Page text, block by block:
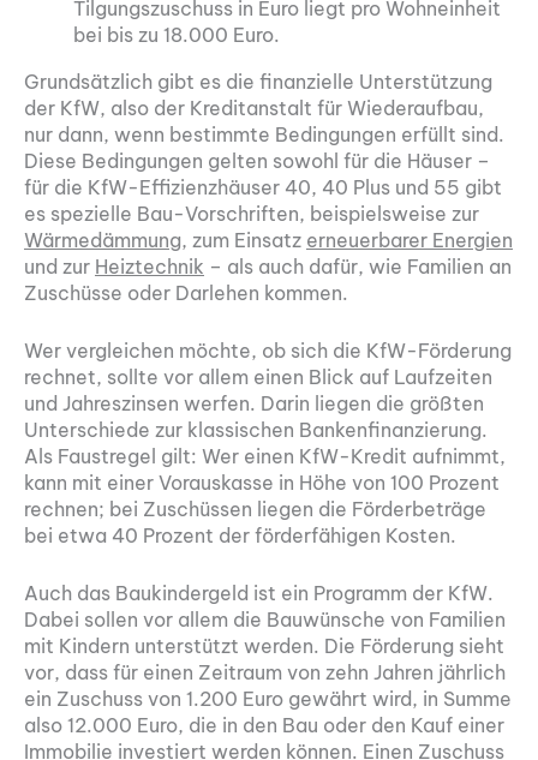
Tilgungszuschuss in Euro liegt pro Wohneinheit
bei bis zu 18.000 Euro.
Grundsätzlich gibt es die finanzielle Unterstützung
der KfW, also der Kreditanstalt für Wiederaufbau,
nur dann, wenn bestimmte Bedingungen erfüllt sind.
Diese Bedingungen gelten sowohl für die Häuser –
für die KfW-Effizienzhäuser 40, 40 Plus und 55 gibt
es spezielle Bau-Vorschriften, beispielsweise zur
Wärmedämmung, zum Einsatz erneuerbarer Energien
und zur Heiztechnik – als auch dafür, wie Familien an
Zuschüsse oder Darlehen kommen.
Wer vergleichen möchte, ob sich die KfW-Förderung
rechnet, sollte vor allem einen Blick auf Laufzeiten
und Jahreszinsen werfen. Darin liegen die größten
Unterschiede zur klassischen Bankenfinanzierung.
Als Faustregel gilt: Wer einen KfW-Kredit aufnimmt,
kann mit einer Vorauskasse in Höhe von 100 Prozent
rechnen; bei Zuschüssen liegen die Förderbeträge
bei etwa 40 Prozent der förderfähigen Kosten.
Auch das Baukindergeld ist ein Programm der KfW.
Dabei sollen vor allem die Bauwünsche von Familien
mit Kindern unterstützt werden. Die Förderung sieht
vor, dass für einen Zeitraum von zehn Jahren jährlich
ein Zuschuss von 1.200 Euro gewährt wird, in Summe
also 12.000 Euro, die in den Bau oder den Kauf einer
Immobilie investiert werden können. Einen Zuschuss